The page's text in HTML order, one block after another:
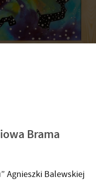
Brama
Agnieszki Balewskiej